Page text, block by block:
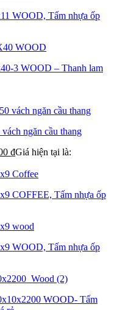
WOOD, Tấm nhựa ốp
3 WOOD – Thanh lam
ngăn cầu thang
₫Giá hiện tại là:
COFFEE, Tấm nhựa ốp
WOOD, Tấm nhựa ốp
WOOD- Tấm